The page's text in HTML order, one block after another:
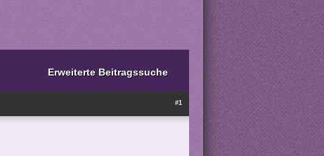
Erweiterte Beitragssuche
#1